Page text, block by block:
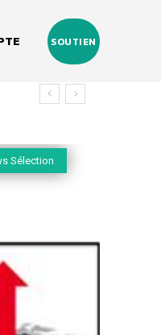
SOUTIEN
Sélection